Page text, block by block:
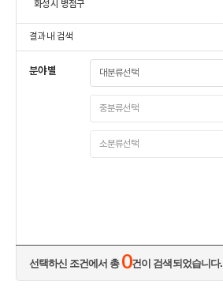
화성시 병점구
결과 내 검색
분야별
선택하신 조건에서 총 0건이 검색되었습니다.